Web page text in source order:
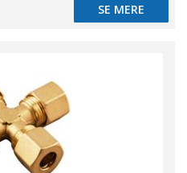
SE MERE
SE MERE